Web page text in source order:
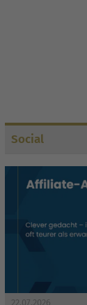
Social
22.07.2026